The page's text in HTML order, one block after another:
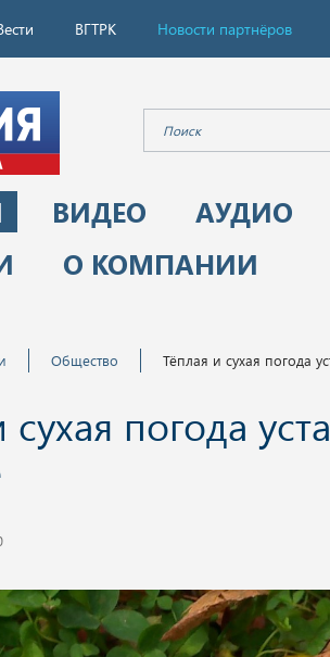
ВГТРК Новости партнёров
ВИДЕО
АУДИО
О КОМПАНИИ
Общество Тёплая и сухая погода
сухая погода